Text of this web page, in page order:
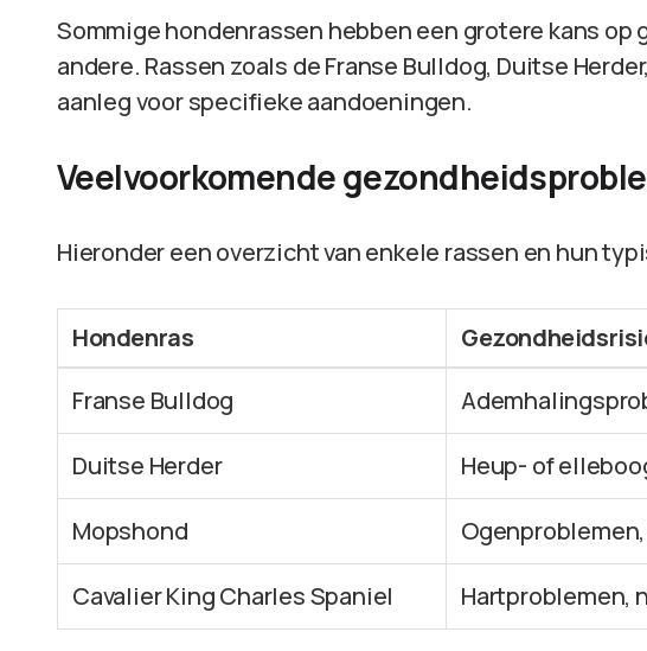
Sommige hondenrassen hebben een grotere kans
andere. Rassen zoals de Franse Bulldog, Duitse
aanleg voor specifieke aandoeningen.
Veelvoorkomende
Hieronder een overzicht van enkele rassen en hun
Hondenras
Franse Bulldog
Duitse Herder Heup- of
Mopshond
Cavalier King Charles Spaniel Hartproblemen,